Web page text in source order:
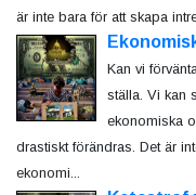
är inte bara för att skapa
Kan vi
ställa. Vi kan
ekonomiska
drastiskt förändras. Det är
ekonomi...